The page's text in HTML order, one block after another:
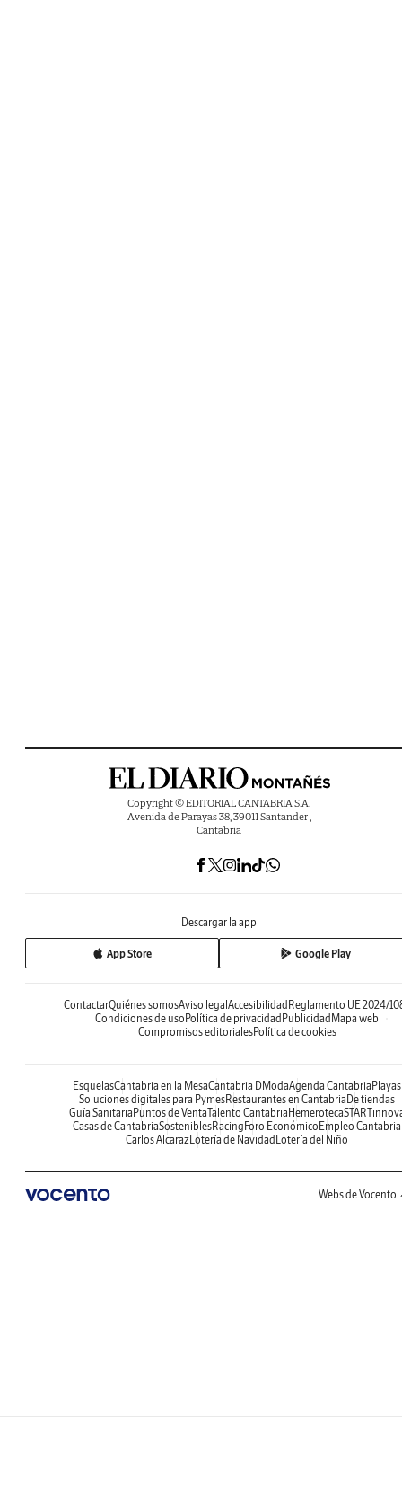
Copyright © EDITORIAL CANTABRIA S.A.
Avenida de Parayas 38, 39011 Santander ,
Cantabria
Descargar la app
App Store Google Play
ContactarQuiénes somosAviso legal Accesibilidad Reglamento UE 2024/
Condiciones de uso Política de privacidad Publicidad Mapa web
Compromisos editorialesPolítica de cookies
EsquelasCantabria en la MesaCantabria DModaAgenda Cantabria Playas
Soluciones digitales para PymesRestaurantes en Cantabria De tiendas
Guía Sanitaria Puntos de VentaTalento Cantabria Hemeroteca
Casas de CantabriaSosteniblesRacing Foro Económico Empleo Cantabria
Carlos AlcarazLotería de Navidad Lotería del Niño
Webs de Vocento